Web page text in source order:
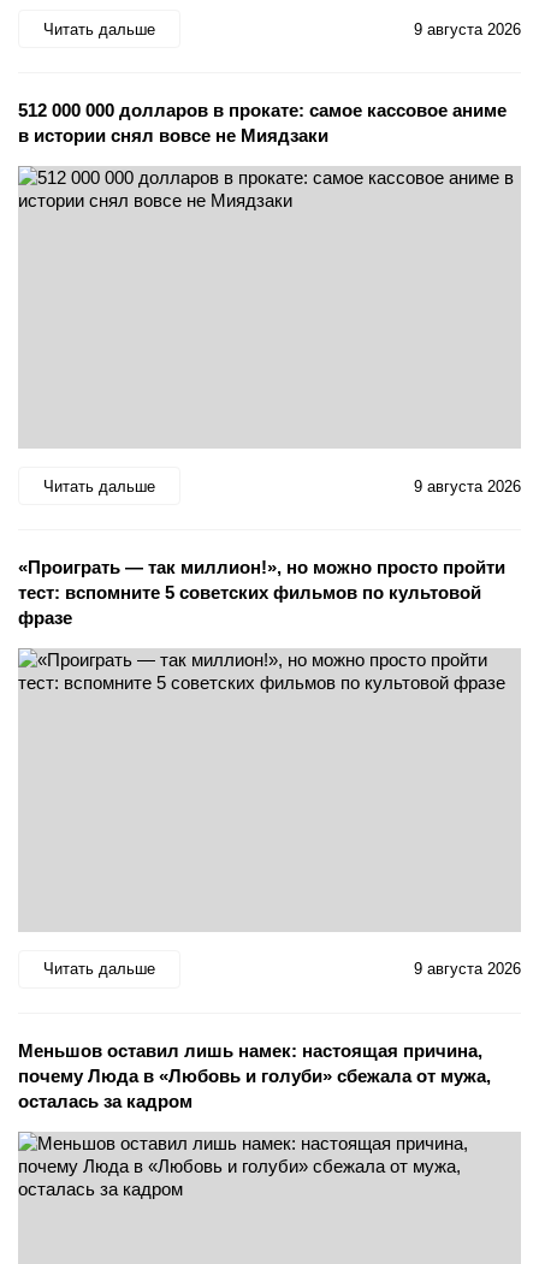
Читать дальше 9 августа 2026
512 000 000 долларов в прокате: самое кассовое аниме
в истории снял вовсе не Миядзаки
Читать дальше 9 августа 2026
«Проиграть — так миллион!», но можно просто пройти
тест: вспомните 5 советских фильмов по культовой
фразе
Читать дальше 9 августа 2026
Меньшов оставил лишь намек: настоящая причина,
почему Люда в «Любовь и голуби» сбежала от мужа,
осталась за кадром